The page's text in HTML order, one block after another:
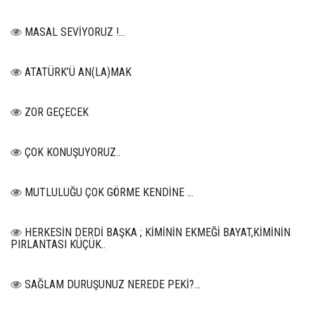
MASAL SEVİYORUZ !...
ATATÜRK’Ü AN(LA)MAK
ZOR GEÇECEK
ÇOK KONUŞUYORUZ..
MUTLULUĞU ÇOK GÖRME KENDİNE …
HERKESİN DERDİ BAŞKA ; KİMİNİN EKMEĞİ BAYAT,KİMİNİN
PIRLANTASI KÜÇÜK..
SAĞLAM DURUŞUNUZ NEREDE PEKİ?...